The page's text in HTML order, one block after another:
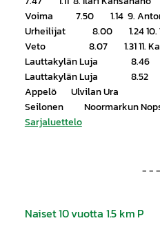
Voima 7.50 1.14 9.
Urheilijat 8.00 1.24 10.
Veto 8.07 1.31 11.
Lauttakylän Luja 8.46
Lauttakylän Luja 8.52
Appelö Ulvilan Ura
Seilonen Noormarkun
Sarjaluettelo
- -
Naiset 10 vuotta 1.5 km P